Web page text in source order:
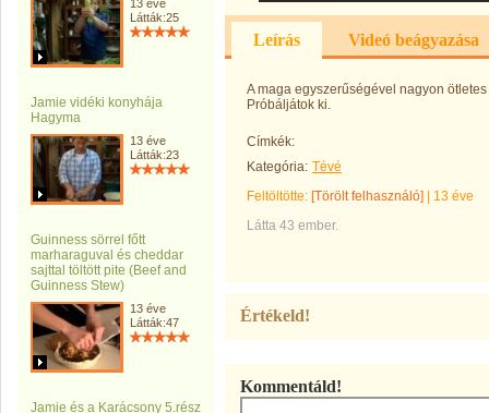
13 éve
Látták:25
Jamie vidéki konyhája
Hagyma
13 éve
Látták:23
Guinness sörrel főtt
marharaguval és cheddar
sajttal töltött pite (Beef and
Guinness Stew)
13 éve
Látták:47
Jamie és a Karácsony 5.rész
Leírás Videó beágyazása
A maga egyszerűségével nagyon
Próbáljátok ki.
Címkék:
Kategória: Tévé
Feltöltötte: [Törölt felhasználó]
13 éve
Látta 43 ember.
Értékeld!
Kommentáld!